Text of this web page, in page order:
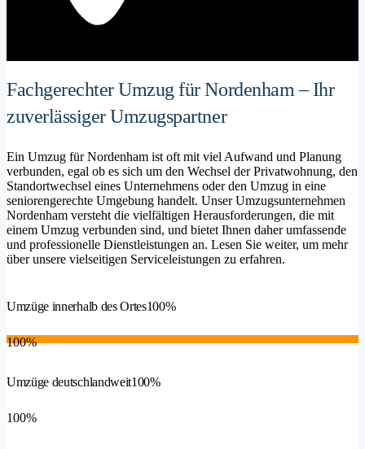
Fachgerechter Umzug für Nordenham – Ihr
zuverlässiger Umzugspartner
Ein Umzug für Nordenham ist oft mit viel Aufwand und Planung
verbunden, egal ob es sich um den Wechsel der Privatwohnung, den
Standortwechsel eines Unternehmens oder den Umzug in eine
seniorengerechte Umgebung handelt. Unser Umzugsunternehmen
Nordenham versteht die vielfältigen Herausforderungen, die mit
einem Umzug verbunden sind, und bietet Ihnen daher umfassende
und professionelle Dienstleistungen an. Lesen Sie weiter, um mehr
über unsere vielseitigen Serviceleistungen zu erfahren.
Umzüge innerhalb des Ortes100%
100%
Umzüge deutschlandweit100%
100%